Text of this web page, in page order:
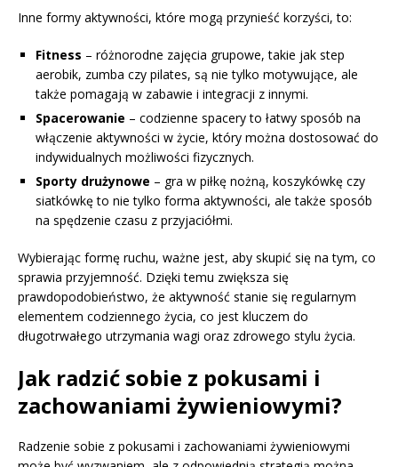
Inne formy aktywności, które mogą przynieść korzyści, to:
Fitness – różnorodne zajęcia grupowe, takie jak step
aerobik, zumba czy pilates, są nie tylko motywujące, ale
także pomagają w zabawie i integracji z innymi.
Spacerowanie – codzienne spacery to łatwy sposób na
włączenie aktywności w życie, który można dostosować do
indywidualnych możliwości fizycznych.
Sporty drużynowe – gra w piłkę nożną, koszykówkę czy
siatkówkę to nie tylko forma aktywności, ale także sposób
na spędzenie czasu z przyjaciółmi.
Wybierając formę ruchu, ważne jest, aby skupić się na tym, co
sprawia przyjemność. Dzięki temu zwiększa się
prawdopodobieństwo, że aktywność stanie się regularnym
elementem codziennego życia, co jest kluczem do
długotrwałego utrzymania wagi oraz zdrowego stylu życia.
Jak radzić sobie z pokusami i
zachowaniami żywieniowymi?
Radzenie sobie z pokusami i zachowaniami żywieniowymi